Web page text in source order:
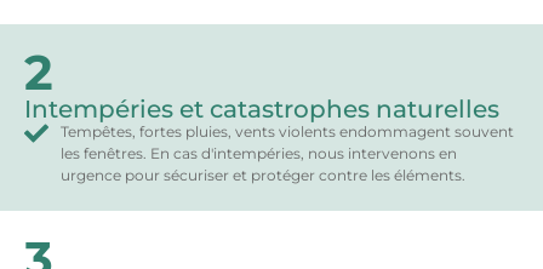
2
Intempéries et catastrophes naturelles
Tempêtes, fortes pluies, vents violents endommagent souvent
les fenêtres. En cas d'intempéries, nous intervenons en
urgence pour sécuriser et protéger contre les éléments.